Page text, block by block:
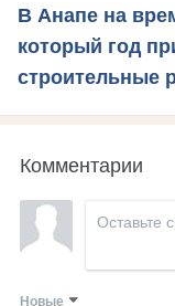
В Анапе на
который год
строительные
Комментарии
Новые